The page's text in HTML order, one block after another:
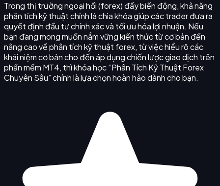
Trong thị trường ngoại hối (forex) đầy biến động, khả năng
phân tích kỹ thuật chính là chìa khóa giúp các trader đưa ra
quyết định đầu tư chính xác và tối ưu hóa lợi nhuận. Nếu
bạn đang mong muốn nắm vững kiến thức từ cơ bản đến
nâng cao về phân tích kỹ thuật forex, từ việc hiểu rõ các
khái niệm cơ bản cho đến áp dụng chiến lược giao dịch trên
phần mềm MT4, thì khóa học “Phân Tích Kỹ Thuật Forex
Chuyên Sâu” chính là lựa chọn hoàn hảo dành cho bạn.